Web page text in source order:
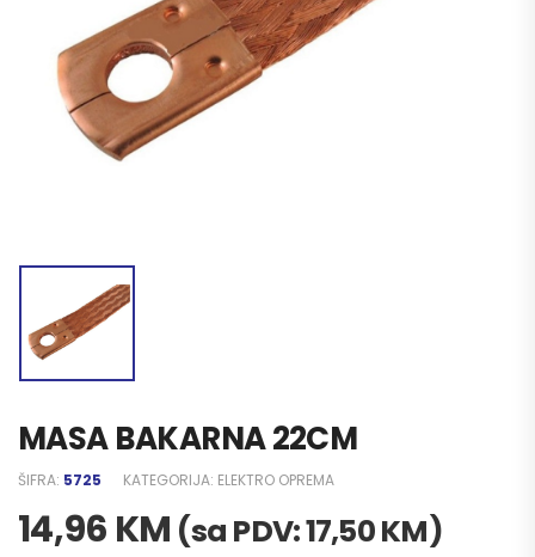
MASA BAKARNA 22CM
ŠIFRA: 5725 KATEGORIJA: ELEKTRO OPREMA
14,96 KM (sa PDV:17,50KM)